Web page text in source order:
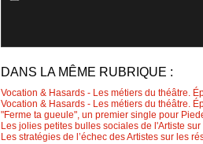
DANS LA MÊME RUBRIQUE :
Vocation & Hasards - Les métiers du théâtre.
Vocation & Hasards - Les métiers du théâtre.
"Ferme ta gueule", un premier single pour
Les jolies petites bulles sociales de l'Artiste
Les stratégies de l’échec des Artistes sur les